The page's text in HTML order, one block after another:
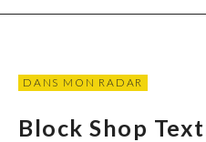
DANS MON RADAR
Block Shop